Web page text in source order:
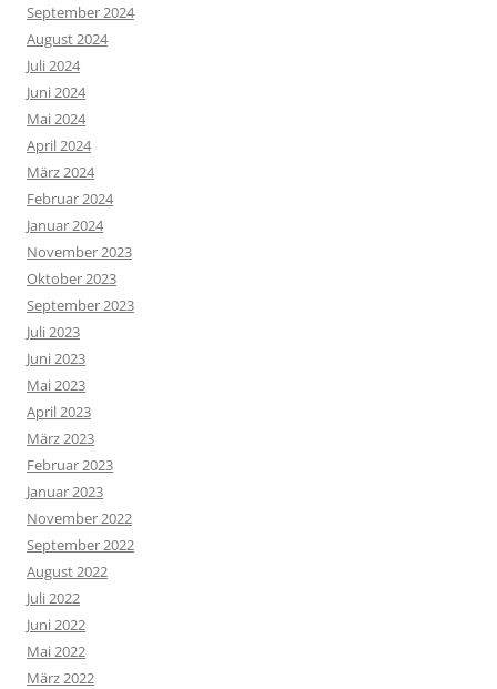
September 2024
August 2024
Juli 2024
Juni 2024
Mai 2024
April 2024
März 2024
Februar 2024
Januar 2024
November 2023
Oktober 2023
September 2023
Juli 2023
Juni 2023
Mai 2023
April 2023
März 2023
Februar 2023
Januar 2023
November 2022
September 2022
August 2022
Juli 2022
Juni 2022
Mai 2022
März 2022